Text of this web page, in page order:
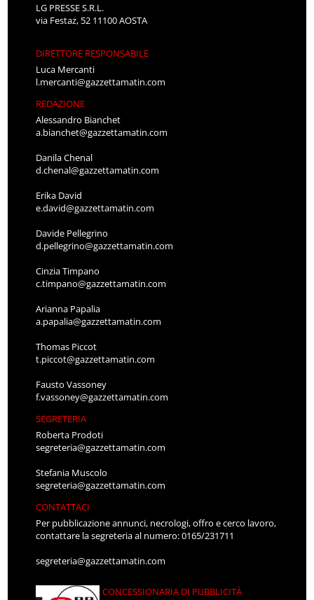
LG PRESSE S.R.L.
via Festaz, 52 11100 AOSTA
DIRETTORE RESPONSABILE
Luca Mercanti
l.mercanti@gazzettamatin.com
REDAZIONE
Alessandro Bianchet
a.bianchet@gazzettamatin.com
Danila Chenal
d.chenal@gazzettamatin.com
Erika David
e.david@gazzettamatin.com
Davide Pellegrino
d.pellegrino@gazzettamatin.com
Cinzia Timpano
c.timpano@gazzettamatin.com
Arianna Papalia
a.papalia@gazzettamatin.com
Thomas Piccot
t.piccot@gazzettamatin.com
Fausto Vassoney
f.vassoney@gazzettamatin.com
SEGRETERIA
Roberta Prodoti
segreteria@gazzettamatin.com
Stefania Muscolo
segreteria@gazzettamatin.com
CONTATTACI
Per pubblicazione annunci, necrologi, offro e cerco lavoro,
contattare la segreteria al numero: 0165/231711
segreteria@gazzettamatin.com
CONCESSIONARIA DI PUBBLICITÀ